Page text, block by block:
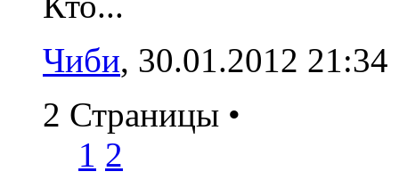
Чиби‎, 30.01.2012 21:34
2 Страницы •
1 2